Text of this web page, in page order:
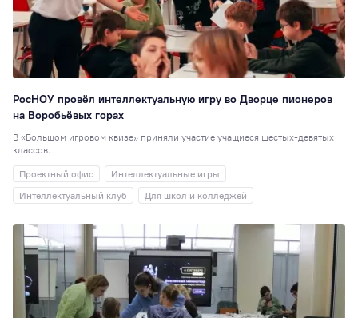
Экономика (НИ)
СНО 10
Прикладная
информатика 10
Институты 9
персоналом 9
День открытых
дверей 8
Персона года
Выставки
РосНОУ провёл интеллектуальную игру во Дворце пионеров
на Воробьёвых горах
В «Большом игровом квизе» приняли участие учащиеся шестых-девятых
классов.
Проектный офис
Интеллектуальные игры
Интеллектуальный клуб
Для школ и колледжей